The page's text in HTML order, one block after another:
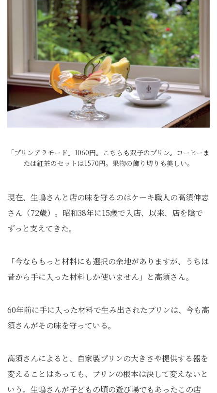
「プリンアラモード」1060円。こちらも双子のプリン。コーヒーま
たは紅茶のセットは1570円。果物の飾り切りも美しい。
現在、生嶋さんと店の味を守るのはケーキ職人の高須伸志
さん（72歳）。昭和38年に15歳で入店、以来、店を陰で
ずっと支えてきた。
「今ならもっと材料にも選択の余地がありますが、うちは
昔から手に入った材料しか使いません」と高須さん。
60年前に手に入った材料で生み出されたプリンは、今も高
須さんがその味を守っている。
高須さんによると、自家製プリンの大きさや提供する器を
変えることはあっても、プリンの根本は決して変えないと
いう。生嶋さんが子どもの頃の遊び場でもあったこの店